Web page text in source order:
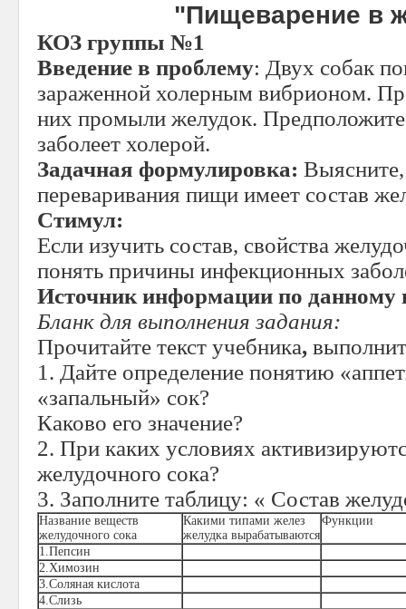
"Пищеварение в
КОЗ группы №1
Введение в проблему: Двух собак
зараженной холерным вибрионом.
них промыли желудок.
заболеет холерой.
Задачная формулировка: Выясните,
переваривания пищи имеет состав
Стимул:
Если изучить состав, свойства
понять причины инфекционных
Источник информации по данному
Бланк для выполнения задания:
Прочитайте текст учебника,
1. Дайте определение понятию
«запальный» сок?
Каково его значение?
2. При каких условиях
желудочного сока?
3. Заполните таблицу: « Состав
Название веществ
желудочного сока
Какими типами желез
желудка вырабатываются
Функции
1.Пепсин
2.Химозин
3.Соляная кислота
4.Слизь